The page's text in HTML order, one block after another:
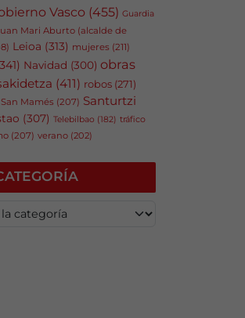
Vasco (455) Guardia
Mari Aburto (alcalde de
Leioa (313) mujeres (211)
Navidad (300) obras
(411) robos (271)
San Mamés (207) Santurtzi
(307) Telebilbao (182) tráfico
(207) verano (202)